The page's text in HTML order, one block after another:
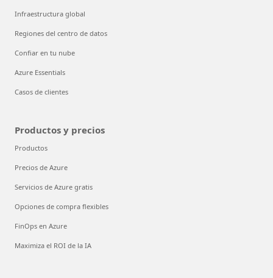
Infraestructura global
Regiones del centro de datos
Confiar en tu nube
Azure Essentials
Casos de clientes
Productos y precios
Productos
Precios de Azure
Servicios de Azure gratis
Opciones de compra flexibles
FinOps en Azure
Maximiza el ROI de la IA